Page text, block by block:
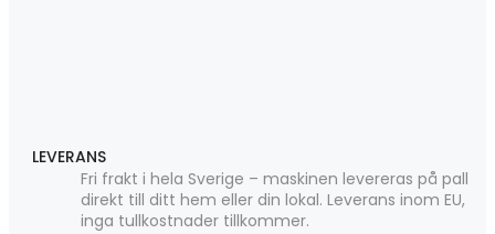
LEVERANS
Fri frakt i hela Sverige – maskinen levereras på pall
direkt till ditt hem eller din lokal. Leverans inom EU,
inga tullkostnader tillkommer.